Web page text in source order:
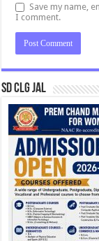
Save my name,
I comment.
SD CLG JAL